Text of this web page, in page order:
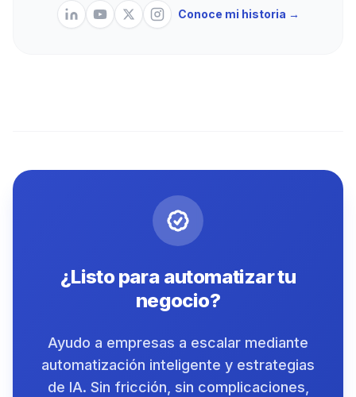
Conoce mi historia →
¿Listo para automatizar tu
negocio?
Ayudo a empresas a escalar mediante
automatización inteligente y estrategias
de IA. Sin fricción, sin complicaciones,